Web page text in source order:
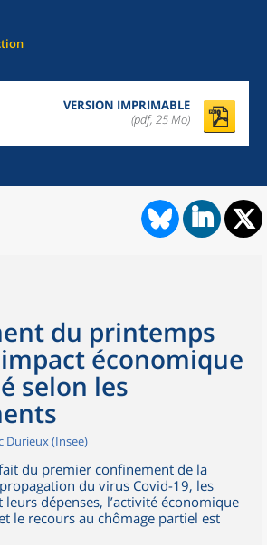
VERSION IMPRIMABLE
(pdf, 25 Mo)
du printemps
économique
selon les
Durieux (Insee)
du premier confinement de la
du virus Covid-19, les
leurs dépenses, l’activité économique
le recours au chômage partiel est